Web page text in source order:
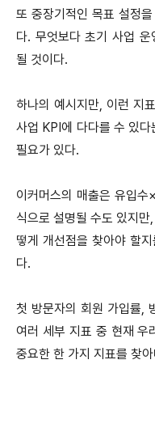
또 중장기적인 목표 설정
다. 무엇보다 초기 사업
될 것이다.
하나의 예시지만, 이런 지
사업 KPI에 다다를 수 있
필요가 있다.
이커머스의 매출은 유입
식으로 설명될 수도 있지
떻게 개선점을 찾아야 할
다.
첫 방문자의 회원 가입률,
여러 세부 지표 중 현재 우
중요한 한 가지 지표를 찾